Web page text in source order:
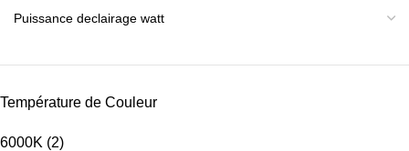
Température de Couleur
6000K (2)